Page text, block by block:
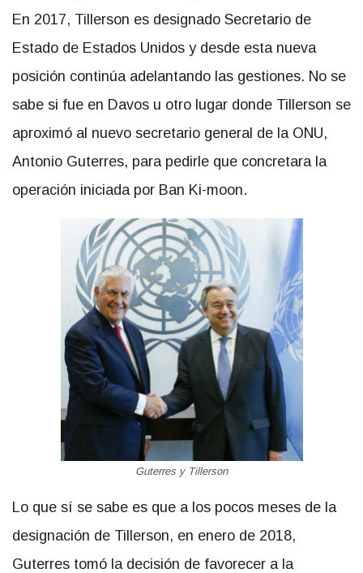
En 2017, Tillerson es designado Secretario de
Estado de Estados Unidos y desde esta nueva
posición continúa adelantando las gestiones. No se
sabe si fue en Davos u otro lugar donde Tillerson se
aproximó al nuevo secretario general de la ONU,
Antonio Guterres, para pedirle que concretara la
operación iniciada por Ban Ki-moon.
Guterres y Tillerson
Lo que sí se sabe es que a los pocos meses de la
designación de Tillerson, en enero de 2018,
Guterres tomó la decisión de favorecer a la